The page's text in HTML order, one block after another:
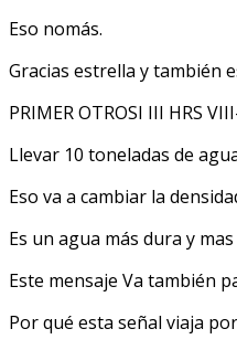
Eso nomás.
Gracias estrella y también
PRIMER OTROSI III HRS
Llevar 10 toneladas de
Eso va a cambiar la
Es un agua más dura y
Este mensaje Va también
Por qué esta señal viaja